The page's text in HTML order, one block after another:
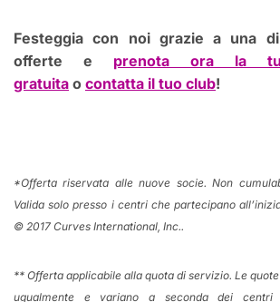
Festeggia con noi grazie a una
offerte e prenota ora la
gratuita o contatta il tuo club!
*Offerta riservata alle nuove socie. Non
Valida solo presso i centri che partecipano
© 2017 Curves International, Inc..
** Offerta applicabile alla quota di servizio. Le
ugualmente e variano a seconda dei centri